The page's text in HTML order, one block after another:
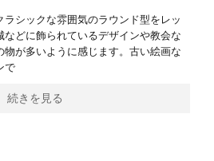
シックな雰囲気のラウンド型をレッ
などに飾られているデザインや教会な
物が多いように感じます。古い絵画な
で
続きを見る